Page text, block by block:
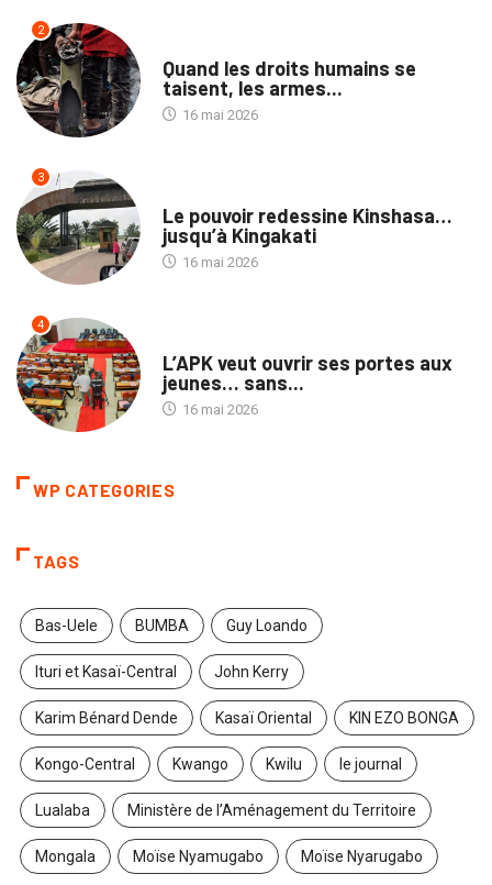
2
Quand les droits humains se
taisent, les armes...
16 mai 2026
3
Le pouvoir redessine Kinshasa…
jusqu’à Kingakati
16 mai 2026
4
L’APK veut ouvrir ses portes aux
jeunes… sans...
16 mai 2026
WP CATEGORIES
TAGS
Bas-Uele BUMBA Guy Loando
Ituri et Kasaï-Central John Kerry
Karim Bénard Dende Kasaï Oriental KIN EZO BONGA
Kongo-Central Kwango Kwilu le journal
Lualaba Ministère de l’Aménagement du Territoire
Mongala Moïse Nyamugabo Moïse Nyarugabo